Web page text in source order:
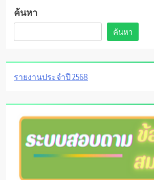
ค้นหา
ค้นหา
รายงานประจำปี 2568